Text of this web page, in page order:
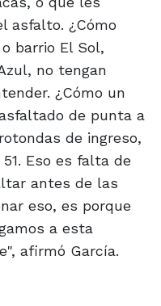
asfalto. ¿Cómo
barrio El Sol,
no tengan
¿Cómo un
de punta a
de ingreso,
Eso es falta de
antes de las
eso, es porque
a esta
afirmó García.